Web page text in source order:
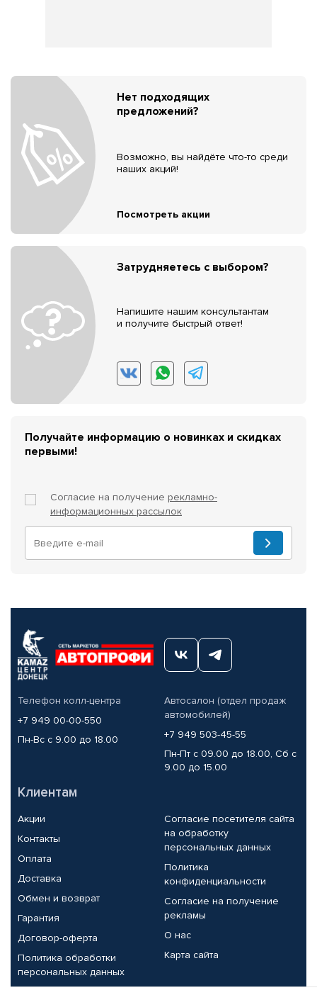
Нет подходящих
предложений?
Возможно, вы найдёте что-то среди
наших акций!
Посмотреть акции
Затрудняетесь с выбором?
Напишите нашим консультантам
и получите быстрый ответ!
Получайте информацию о новинках и скидках
первыми!
Согласие на получение рекламно-
информационных рассылок
Телефон колл-центра
+7 949 00-00-550
Пн-Вс с 9.00 до 18.00
Автосалон (отдел продаж
автомобилей)
+7 949 503-45-55
Пн-Пт с 09.00 до 18.00, Сб с
9.00 до 15.00
Клиентам
Акции
Контакты
Оплата
Доставка
Обмен и возврат
Гарантия
Договор-оферта
Политика обработки
персональных данных
Согласие посетителя сайта
на обработку
персональных данных
Политика
конфиденциальности
Согласие на получение
рекламы
О нас
Карта сайта